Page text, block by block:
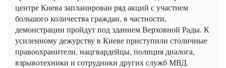
центре Киева запланирован ряд акций с участием
большого количества граждан, в частности,
демонстрации пройдут под зданием Верховной Рады. К
усиленному дежурству в Киеве приступили столичные
правоохранители, нацгвардейцы, полиция диалога,
взрывотехники и сотрудники других служб МВД.